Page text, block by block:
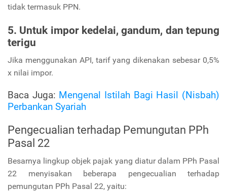
tidak termasuk PPN.
5. Untuk impor kedelai, gandum, dan tepung
terigu
Jika menggunakan API, tarif yang dikenakan sebesar 0,5%
x nilai impor.
Baca Juga: Mengenal Istilah Bagi Hasil (Nisbah)
Perbankan Syariah
Pengecualian terhadap Pemungutan PPh
Pasal 22
Besarnya lingkup objek pajak yang diatur dalam PPh Pasal
22 menyisakan beberapa pengecualian terhadap
pemungutan PPh Pasal 22, yaitu: